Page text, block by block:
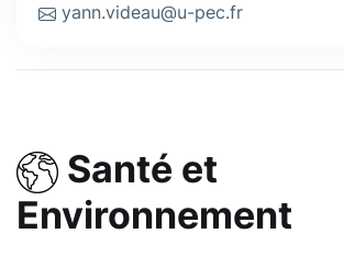
yann.videau@u-pec.fr
Santé et
Environnement